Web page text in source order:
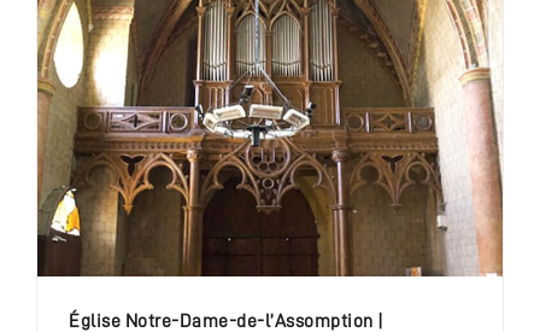
église Notre-Dame-de-l’Assomption